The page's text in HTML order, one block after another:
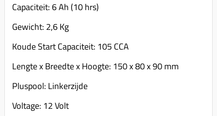
V-snaren
Variorolsets
Variokit
Voor tandwielen
Zuigers
Voorvork
Wiel (delen)
Zadel
Standaard
Kickstart (delen)
Gereedschap
Speednut
Capaciteit: 6 Ah (10 hrs)
Gewicht: 2,6 Kg
Koude Start Capaciteit: 105 CCA
Lengte x Breedte x Hoogte: 150 x 80 x 90 mm
Pluspool: Linkerzijde
Voltage: 12 Volt